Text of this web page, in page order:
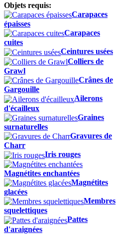
Objets requis:
Carapaces
épaisses
Carapaces
cuites
Ceintures usées
Colliers de
Grawl
Crânes de
Gargouille
Ailerons
d'écailleux
Graines
surnaturelles
Gravures de
Charr
Iris rouges
Magnétites enchantées
Magnétites
glacées
Membres
squelettiques
Pattes
d'araignées